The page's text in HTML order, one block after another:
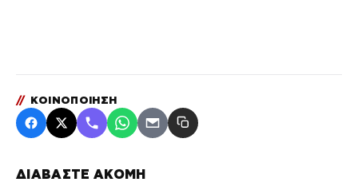
ΔΙΑΒΑΣΤΕ ΑΚΟΜΗ
// ΚΟΙΝΟΠΟΙΗΣΗ